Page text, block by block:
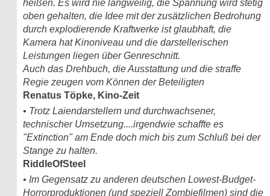
heißen. Es wird nie langweilig, die Spannung wird stetig
oben gehalten, die Idee mit der zusätzlichen Bedrohung
durch explodierende Kraftwerke ist glaubhaft, die
Kamera hat Kinoniveau und die darstellerischen
Leistungen liegen über Genreschnitt.
Auch das Drehbuch, die Ausstattung und die straffe
Regie zeugen vom Können der Beteiligten
Renatus Töpke, Kino-Zeit
• Trotz Laiendarstellern und durchwachsener,
technischer Umsetzung....irgendwie schaffte es
"Extinction" am Ende doch mich bis zum Schluß bei der
Stange zu halten.
RiddleOfSteel
• Im Gegensatz zu anderen deutschen Lowest-Budget-
Horrorproduktionen (und speziell Zombiefilmen) sind die